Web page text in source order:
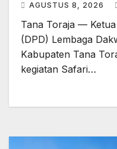
AGUSTUS 8, 2026
Tana Toraja —
(DPD) Lembaga
Kabupaten Tana
kegiatan Safari…